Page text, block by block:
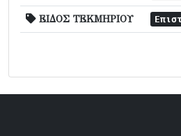
ΕΙΔΟΣ ΤΕΚΜΗΡΙΟΥ